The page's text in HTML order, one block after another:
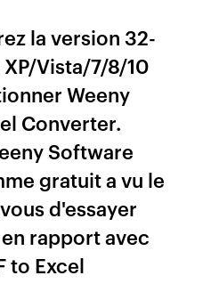
la version 32-
Vista/7/8/10
Weeny
Converter.
Software
gratuit a vu le
d'essayer
rapport avec
to Excel